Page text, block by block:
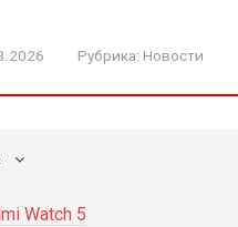
Рубрика: Новости
Watch 5